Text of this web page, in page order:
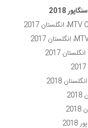
سنگاپور 2018